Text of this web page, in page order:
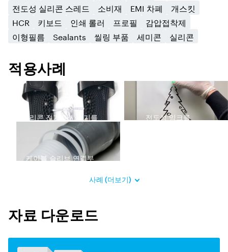
전도성 실리콘 스레드
소비재 EMI 차폐
개스킷
HCR
키보드 인쇄 롤러 프로필
감압접착제
이형필름
Sealants 씰링 부품 세미콘 실리콘
적용사례
실리콘 전기 마사지기를 전도성 잉크를
케이블 슬리브 연결부
사례 (더보기)
자료 다운로드